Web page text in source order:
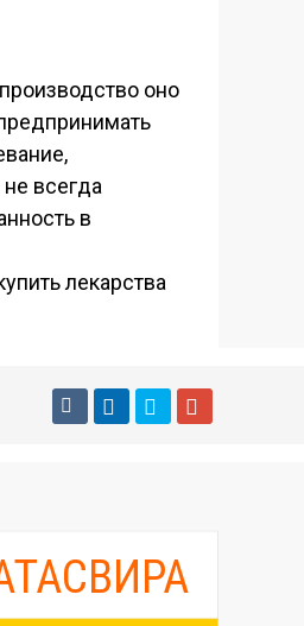
оно
всегда
в
лекарства